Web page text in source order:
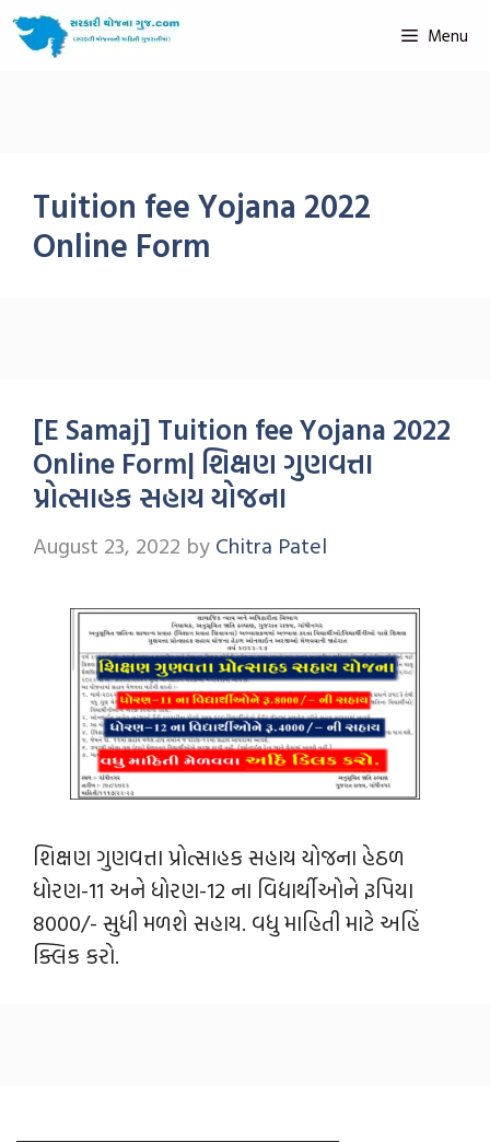
Menu
Tuition fee Yojana 2022
Online Form
[E Samaj] Tuition fee Yojana 2022
Online Form| શિક્ષણ ગુણવત્તા
પ્રોત્સાહક સહાય યોજના
August 23, 2022 by Chitra Patel
શિક્ષણ ગુણવત્તા પ્રોત્સાહક સહાય યોજના હેઠળ
ધોરણ-11 અને ધોરણ-12 ના વિદ્યાર્થીઓને રૂપિયા
8000/- સુધી મળશે સહાય. વધુ માહિતી માટે અહિં
ક્લિક કરો.